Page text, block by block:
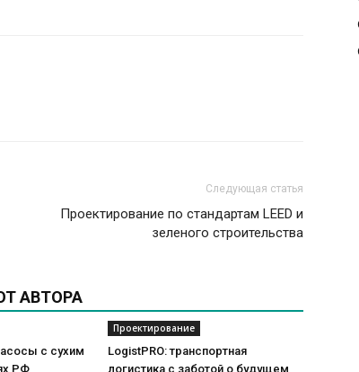
Следующая статья
Проектирование по стандартам LEED и
зеленого строительства
АВТОРА
с сухим
РФ
Проектирование
LogistPRO: транспортная
логистика с заботой о будущем